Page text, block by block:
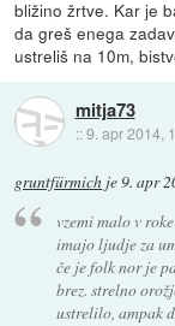
bližino žrtve. Kar je
da greš enega
ustreliš na 10m,
mitja73
::9. apr 2014,
gruntfürmich je9. apr
vzemi malo v
imajo ljudje za
če je folk nor je
brez. strelno
ustrelilo, ampak